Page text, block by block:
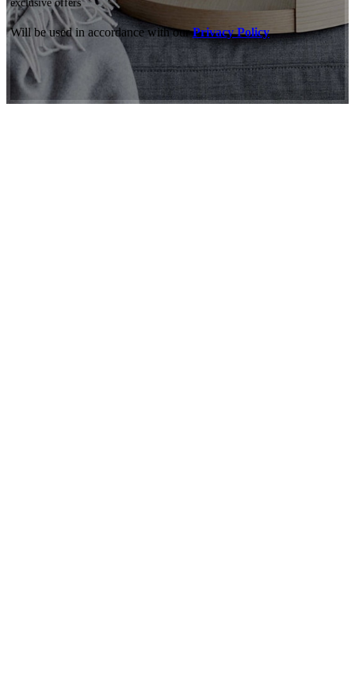
exclusive offers
Will be used in accordance with ourPrivacy Policy